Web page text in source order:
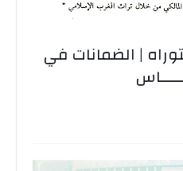
| الضمانات في